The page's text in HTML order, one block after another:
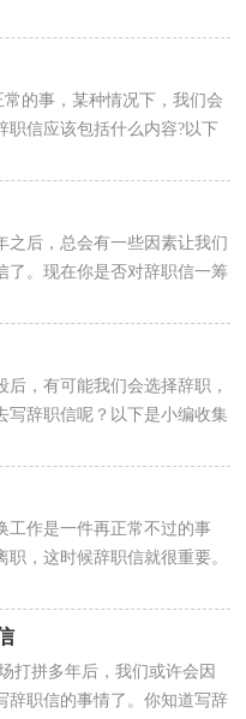
工个人辞职...
的事，某种情况下，我们会
职信应该包括什么内容?以下
读，希望大家能...
之后，总会有一些因素让我们
了。现在你是否对辞职信一筹
职信，欢迎阅...
，有可能我们会选择辞职，
写辞职信呢？以下是小编收集
所帮助。2022...
工作是一件再正常不过的事
，这时候辞职信就很重要。
是小编整理的20...
打拼多年后，我们或许会因
辞职信的事情了。你知道写辞